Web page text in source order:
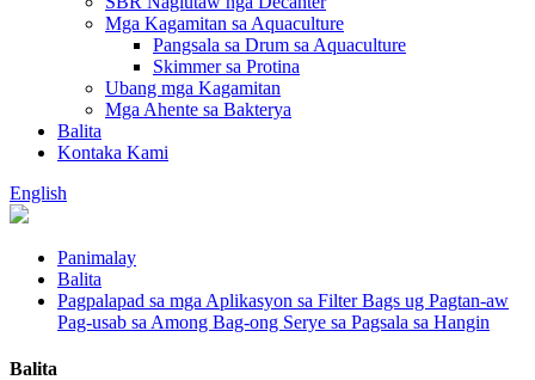
Mga Kagamitan sa Aquaculture
Pangsala sa Drum sa Aquaculture
Skimmer sa Protina
Ubang mga Kagamitan
Mga Ahente sa Bakterya
Balita
Kontaka Kami
English
Panimalay
Balita
Pagpalapad sa mga Aplikasyon sa Filter Bags ug Pagtan-aw
Pag-usab sa Among Bag-ong Serye sa Pagsala sa Hangin
Balita